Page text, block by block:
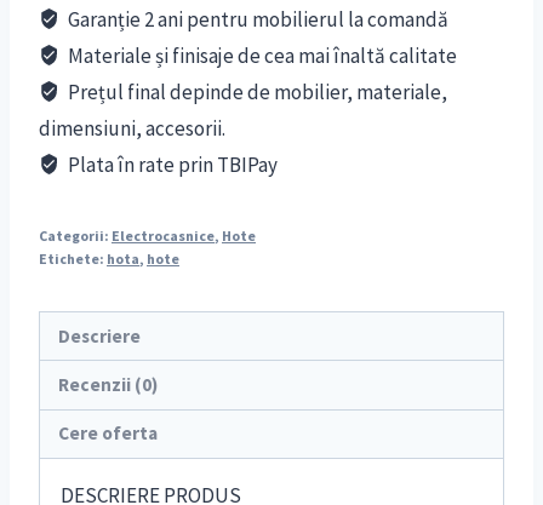
Garanție 2 ani pentru mobilierul la comandă
Materiale și finisaje de cea mai înaltă calitate
Prețul final depinde de mobilier, materiale,
dimensiuni, accesorii.
Plata în rate prin TBIPay
Categorii: Electrocasnice, Hote
Etichete: hota, hote
Descriere
Recenzii (0)
Cere oferta
DESCRIERE PRODUS